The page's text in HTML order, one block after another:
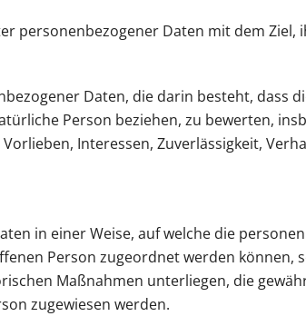
personenbezogener Daten mit dem
Daten, die darin besteht, dass
Person beziehen, zu bewerten,
Interessen, Zuverlässigkeit,
in einer Weise, auf welche die
Person zugeordnet werden können,
Maßnahmen unterliegen, die
zugewiesen werden.